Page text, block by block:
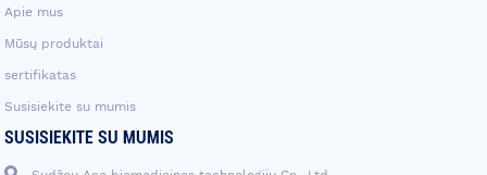
Apie mus
Mūsų produktai
sertifikatas
Susisiekite su mumis
SUSISIEKITE SU MUMIS